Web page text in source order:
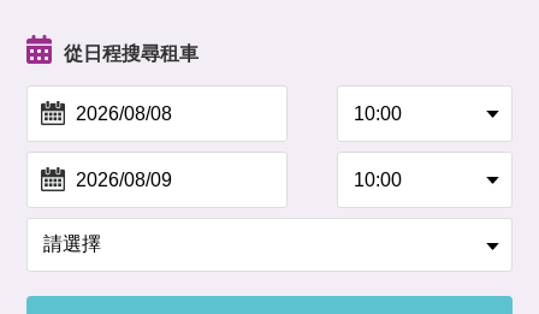
從日程搜尋租車